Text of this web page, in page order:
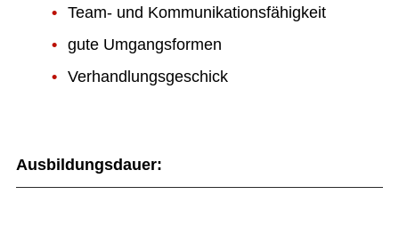
Team- und Kommunikationsfähigkeit
gute Umgangsformen
Verhandlungsgeschick
Ausbildungsdauer: